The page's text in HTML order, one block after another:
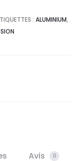
: ALUMINIUM,
Avis 0